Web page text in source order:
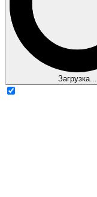
Загрузка...